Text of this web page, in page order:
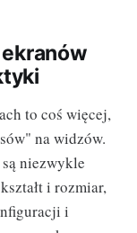
to coś więcej,
na widzów.
niezwykle
i rozmiar,
i